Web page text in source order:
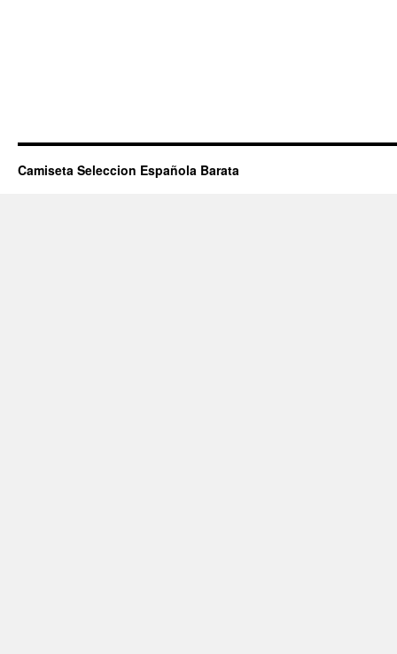
Camiseta Seleccion Española Barata